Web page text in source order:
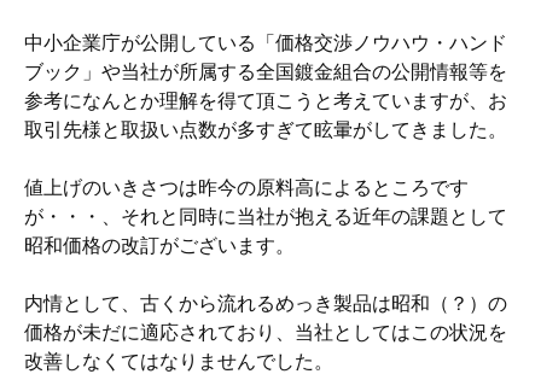
中小企業庁が公開している「価格交渉ノウハウ・ハンド
ブック」や当社が所属する全国鍍金組合の公開情報等を
参考になんとか理解を得て頂こうと考えていますが、お
取引先様と取扱い点数が多すぎて眩暈がしてきました。
値上げのいきさつは昨今の原料高によるところです
が・・・、それと同時に当社が抱える近年の課題として
昭和価格の改訂がございます。
内情として、古くから流れるめっき製品は昭和（？）の
価格が未だに適応されており、当社としてはこの状況を
改善しなくてはなりませんでした。